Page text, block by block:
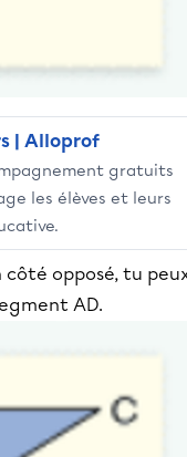
| Alloprof
gratuits
les élèves et leurs
côté opposé, tu
AD.